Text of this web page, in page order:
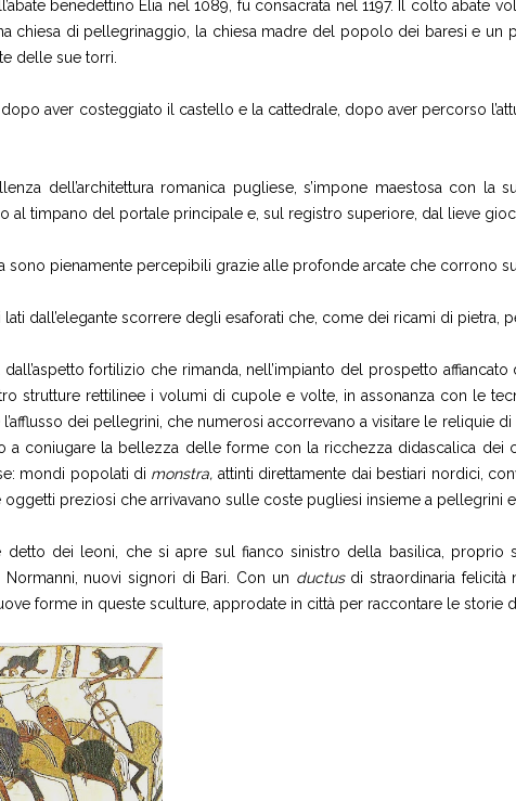
benedettino Elia nel 1089, fu consacrata nel 1197. Il colto
chiesa di pellegrinaggio, la chiesa madre del popolo dei baresi e
delle sue torri.
aver costeggiato il castello e la cattedrale, dopo aver percorso
dell’architettura romanica pugliese, s’impone maestosa con la
al timpano del portale principale e, sul registro superiore, dal lieve
sono pienamente percepibili grazie alle profonde arcate che corrono
dall’elegante scorrere degli esaforati che, come dei ricami di pietra,
dall’aspetto fortilizio che rimanda, nell’impianto del prospetto
strutture rettilinee i volumi di cupole e volte, in assonanza con le
dei pellegrini, che numerosi accorrevano a visitare le reliquie
a coniugare la bellezza delle forme con la ricchezza didascalica dei
mondi popolati di monstra, attinti direttamente dai bestiari nordici,
preziosi che arrivavano sulle coste pugliesi insieme a pellegrini
detto dei leoni, che si apre sul fianco sinistro della basilica, proprio
Normanni, nuovi signori di Bari. Con un ductus di straordinaria felicità
forme in queste sculture, approdate in città per raccontare le storie